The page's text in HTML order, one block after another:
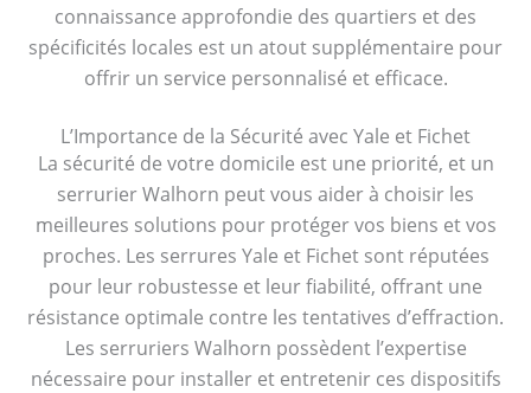
connaissance approfondie des quartiers et des
spécificités locales est un atout supplémentaire pour
offrir un service personnalisé et efficace.
L’Importance de la Sécurité avec Yale et Fichet
La sécurité de votre domicile est une priorité, et un
serrurier Walhorn peut vous aider à choisir les
meilleures solutions pour protéger vos biens et vos
proches. Les serrures Yale et Fichet sont réputées
pour leur robustesse et leur fiabilité, offrant une
résistance optimale contre les tentatives d’effraction.
Les serruriers Walhorn possèdent l’expertise
nécessaire pour installer et entretenir ces dispositifs